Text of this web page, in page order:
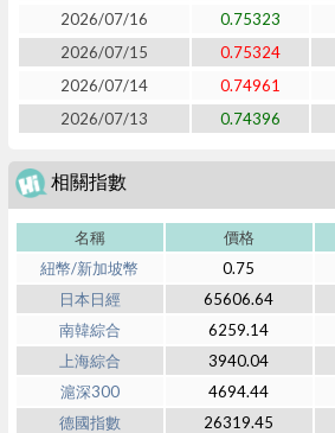
2026/07/16
0.75323
2026/07/15
0.75324
2026/07/14
0.74961
2026/07/13
0.74396
相關指數
名稱 價格
紐幣/新加坡幣
0.75
日本日經
65606.64
南韓綜合
6259.14
上海綜合
3940.04
滬深300
4694.44
德國指數
26319.45